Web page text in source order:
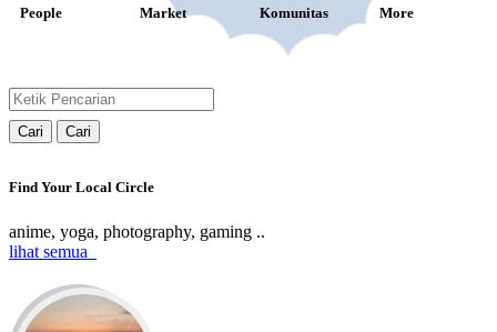
People Market Komunitas More
Cari Cari
Find Your Local Circle
anime, yoga, photography, gaming ..
lihat semua